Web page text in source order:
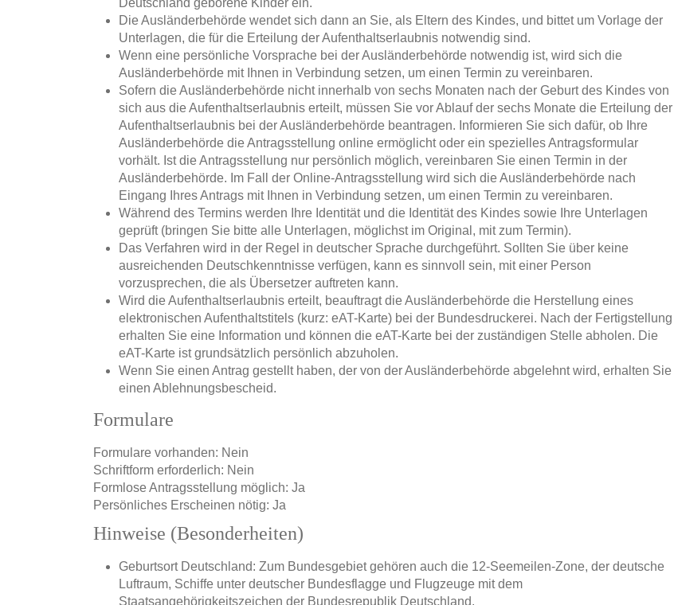
Deutschland geborene Kinder ein.
Die Ausländerbehörde wendet sich dann an Sie, als Eltern des Kindes, und bittet um Vorlage der
Unterlagen, die für die Erteilung der Aufenthaltserlaubnis notwendig sind.
Wenn eine persönliche Vorsprache bei der Ausländerbehörde notwendig ist, wird sich die
Ausländerbehörde mit Ihnen in Verbindung setzen, um einen Termin zu vereinbaren.
Sofern die Ausländerbehörde nicht innerhalb von sechs Monaten nach der Geburt des Kindes von
sich aus die Aufenthaltserlaubnis erteilt, müssen Sie vor Ablauf der sechs Monate die Erteilung der
Aufenthaltserlaubnis bei der Ausländerbehörde beantragen. Informieren Sie sich dafür, ob Ihre
Ausländerbehörde die Antragsstellung online ermöglicht oder ein spezielles Antragsformular
vorhält. Ist die Antragsstellung nur persönlich möglich, vereinbaren Sie einen Termin in der
Ausländerbehörde. Im Fall der Online-Antragsstellung wird sich die Ausländerbehörde nach
Eingang Ihres Antrags mit Ihnen in Verbindung setzen, um einen Termin zu vereinbaren.
Während des Termins werden Ihre Identität und die Identität des Kindes sowie Ihre Unterlagen
geprüft (bringen Sie bitte alle Unterlagen, möglichst im Original, mit zum Termin).
Das Verfahren wird in der Regel in deutscher Sprache durchgeführt. Sollten Sie über keine
ausreichenden Deutschkenntnisse verfügen, kann es sinnvoll sein, mit einer Person
vorzusprechen, die als Übersetzer auftreten kann.
Wird die Aufenthaltserlaubnis erteilt, beauftragt die Ausländerbehörde die Herstellung eines
elektronischen Aufenthaltstitels (kurz: eAT-Karte) bei der Bundesdruckerei. Nach der Fertigstellung
erhalten Sie eine Information und können die eAT-Karte bei der zuständigen Stelle abholen. Die
eAT-Karte ist grundsätzlich persönlich abzuholen.
Wenn Sie einen Antrag gestellt haben, der von der Ausländerbehörde abgelehnt wird, erhalten Sie
einen Ablehnungsbescheid.
Formulare
Formulare vorhanden: Nein
Schriftform erforderlich: Nein
Formlose Antragsstellung möglich: Ja
Persönliches Erscheinen nötig: Ja
Hinweise (Besonderheiten)
Geburtsort Deutschland: Zum Bundesgebiet gehören auch die 12-Seemeilen-Zone, der deutsche
Luftraum, Schiffe unter deutscher Bundesflagge und Flugzeuge mit dem
Staatsangehörigkeitszeichen der Bundesrepublik Deutschland.